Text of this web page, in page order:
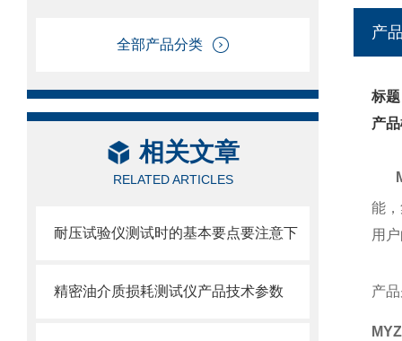
全部产品分类
相关文章
RELATED ARTICLES
耐压试验仪测试时的基本要点要注意下
精密油介质损耗测试仪产品技术参数
产
标
产
能
用
产